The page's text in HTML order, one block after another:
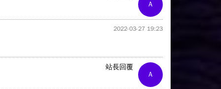
A
2022-03-27 19:23
A
站長回覆